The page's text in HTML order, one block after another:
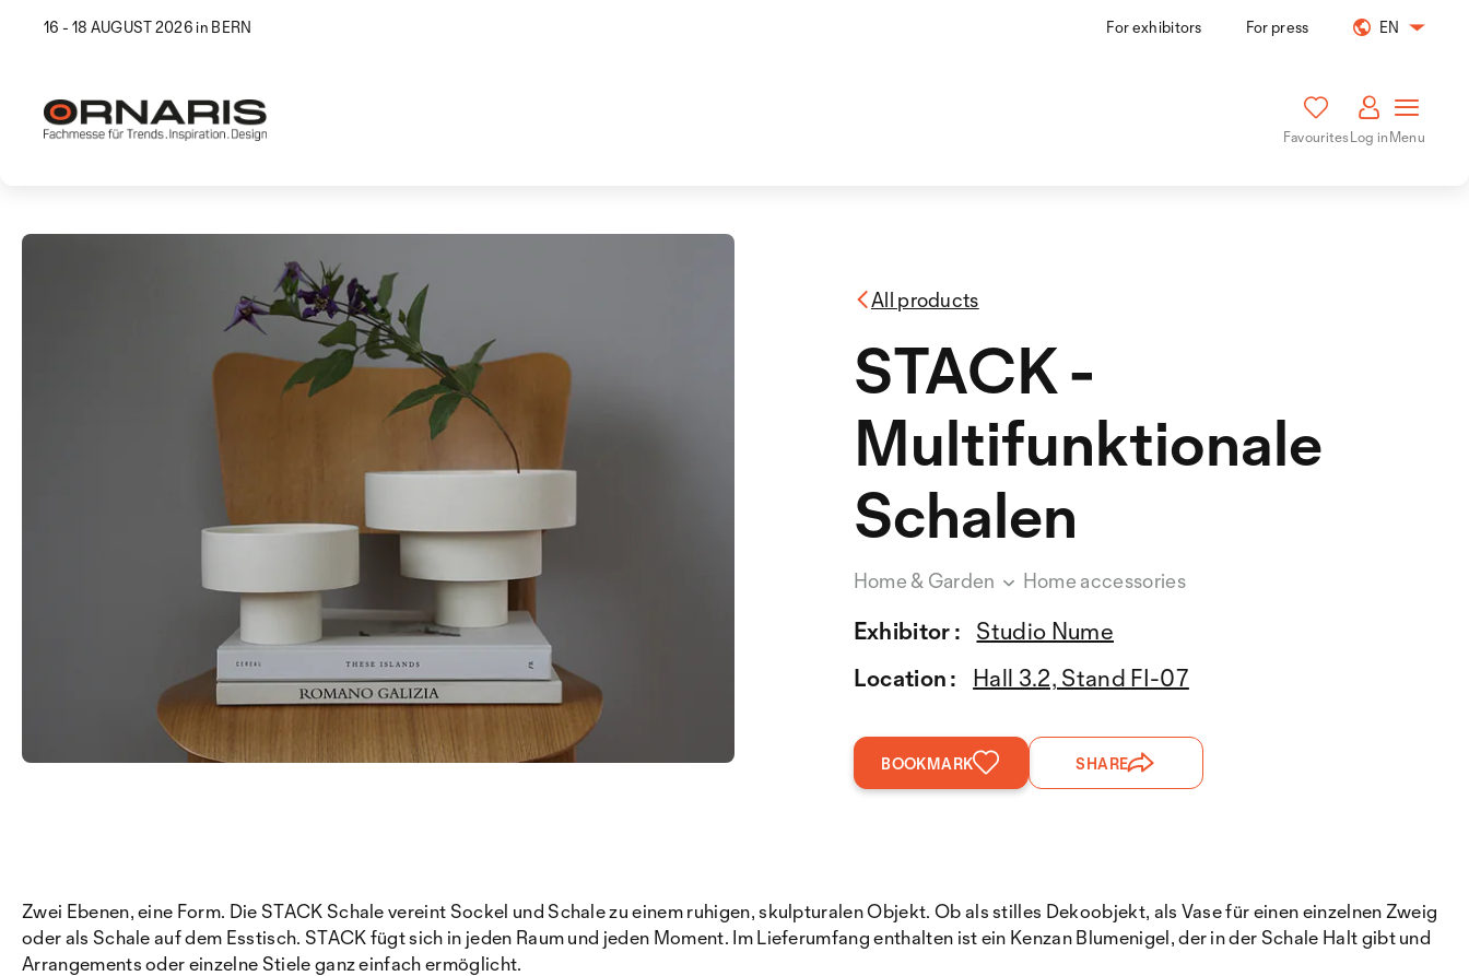
16 - 18 AUGUST 2026 in BERN For exhibitors For press EN
FavouritesLog inMenu
All products
STACK -
Multifunktionale
Schalen
Home & Garden Home accessories
Exhibitor :
Studio Nume
Location :
Hall 3.2, Stand FI-07
BOOKMARK SHARE
Zwei Ebenen, eine Form. Die STACK Schale vereint Sockel und Schale zu einem ruhigen, skulpturalen Objekt. Ob als stilles Dekoobjekt, als Vase für einen einzelnen Zweig
oder als Schale auf dem Esstisch. STACK fügt sich in jeden Raum und jeden Moment. Im Lieferumfang enthalten ist ein Kenzan Blumenigel, der in der Schale Halt gibt und
Arrangements oder einzelne Stiele ganz einfach ermöglicht.